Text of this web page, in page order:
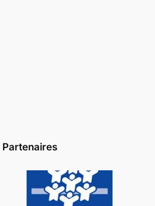
Partenaires